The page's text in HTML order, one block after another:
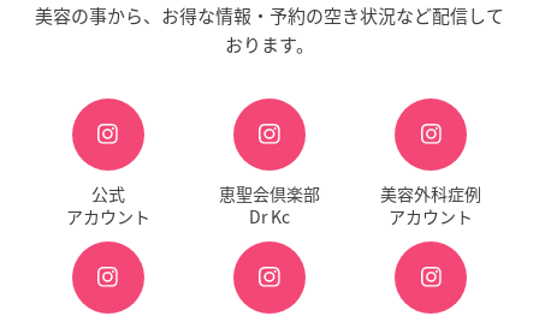
美容の事から、お得な情報・予約の空き状況など配信して
おります。
公式
アカウント
恵聖会倶楽部
Dr Kc
美容外科症例
アカウント